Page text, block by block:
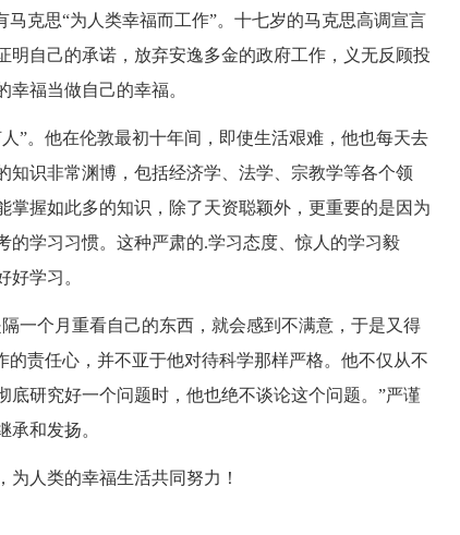
克思“为人类幸福而工作”。十七岁的马克思高调宣言
明自己的承诺，放弃安逸多金的政府工作，义无反顾投
福当做自己的幸福。
”。他在伦敦最初十年间，即使生活艰难，他也每天去
知识非常渊博，包括经济学、法学、宗教学等各个领
握如此多的知识，除了天资聪颖外，更重要的是因为
学习习惯。这种严肃的.学习态度、惊人的学习毅
学习。
一个月重看自己的东西，就会感到不满意，于是又得
责任心，并不亚于他对待科学那样严格。他不仅从不
研究好一个问题时，他也绝不谈论这个问题。”严谨
和发扬。
人类的幸福生活共同努力！